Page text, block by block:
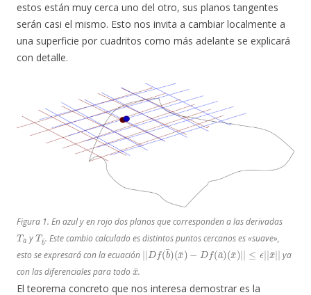
estos están muy cerca uno del otro, sus planos tangentes
serán casi el mismo. Esto nos invita a cambiar localmente a
una superficie por cuadritos como más adelante se explicará
con detalle.
Figura 1. En azul y en rojo dos planos que corresponden a las derivadas
Ta
y
Tb
. Este cambio calculado es distintos puntos cercanos es «suave»,
esto se expresará con la ecuación
| |Df(b ¯) x Df (a ) x )|
≤ ϵ| |x¯ |
ya
con las diferenciales para todo
.
El teorema concreto que nos interesa demostrar es la